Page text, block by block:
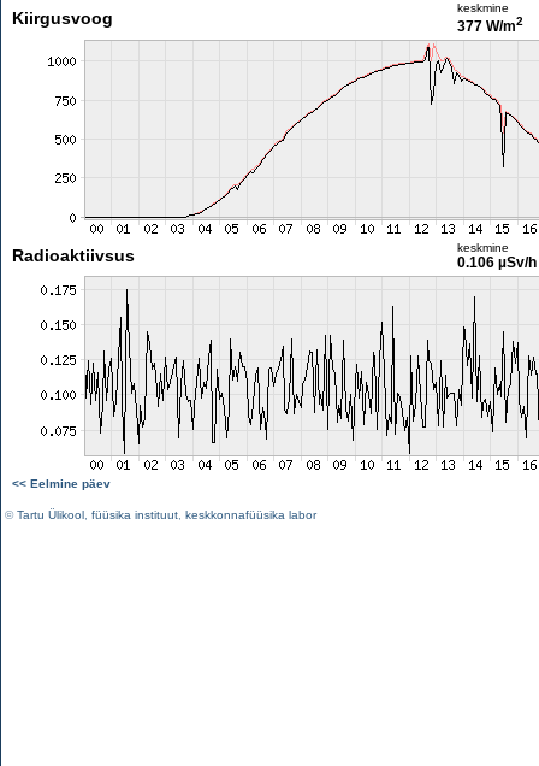
Kiirgusvoog
keskmine
377 W/m2
Radioaktiivsus keskmine
0.106 µSv/h
<< Eelmine päev
©Tartu Ülikool füüsika instituut keskkonnafüüsika labor